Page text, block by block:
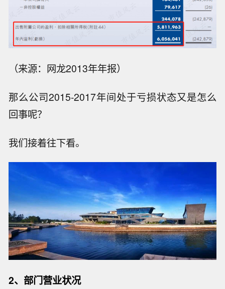
（来源：网龙2013年年报）
那么公司2015-2017年间处于亏损状态又是怎么
回事呢？
我们接着往下看。
2、部门营业状况